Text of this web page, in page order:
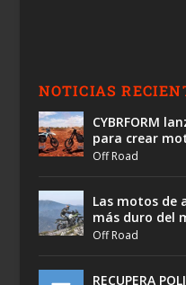
NOTICIAS
CYBRFORM
para crear
Off Road
Las motos de
más duro del
Off Road
RECUPERA